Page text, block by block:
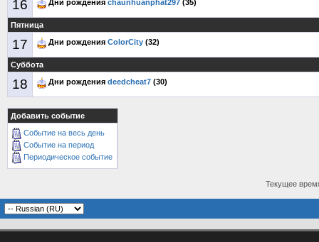
16 Дни рождения chaunhuanphat297 (35)
Пятница
17 Дни рождения ColorCity (32)
Суббота
18 Дни рождения deedcheat7 (30)
Добавить событие
Событие на весь день
Событие на период
Периодическое событие
Текущее